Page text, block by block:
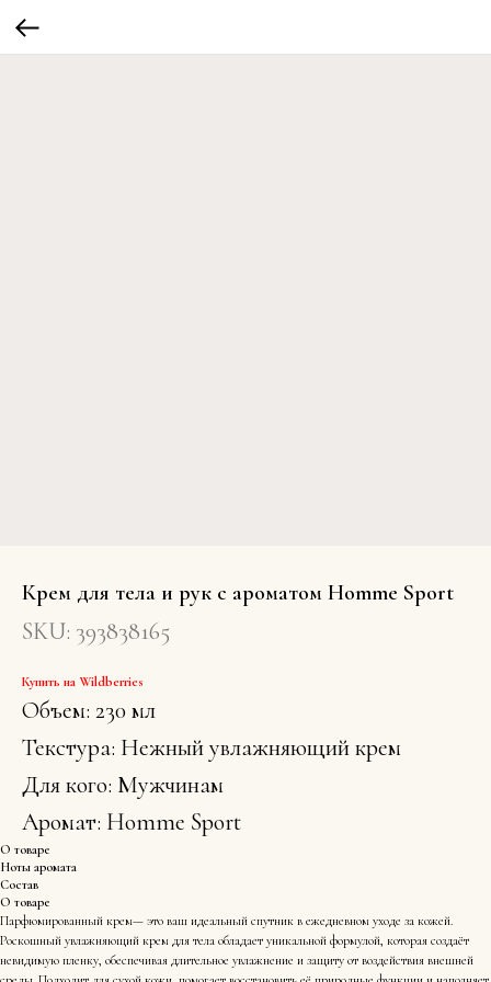
Крем для тела и рук с ароматом Homme Sport
SKU: 393838165
Купить на Wildberries
Объем: 230 мл
Текстура: Нежный увлажняющий крем
Для кого: Мужчинам
Аромат: Homme Sport
О товаре
Ноты аромата
Состав
О товаре
Парфюмированный крем— это ваш идеальный спутник в ежедневном уходе за кожей.
Роскошный увлажняющий крем для тела обладает уникальной формулой, которая создаёт
невидимую пленку, обеспечивая длительное увлажнение и защиту от воздействия внешней